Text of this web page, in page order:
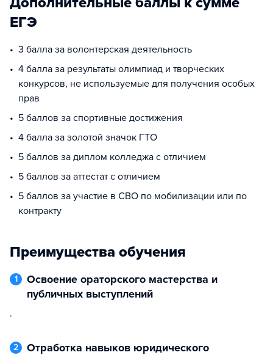
ЕГЭ
3 балла за волонтерская деятельность
4 балла за результаты олимпиад и творческих
конкурсов, не используемые для получения особых
прав
5 баллов за спортивные достижения
4 балла за золотой значок ГТО
5 баллов за диплом колледжа с отличием
5 баллов за аттестат с отличием
5 баллов за участие в СВО по мобилизации или по
контракту
Преимущества обучения
1
Освоение ораторского мастерства и
публичных выступлений
.
2
Отработка навыков юридического